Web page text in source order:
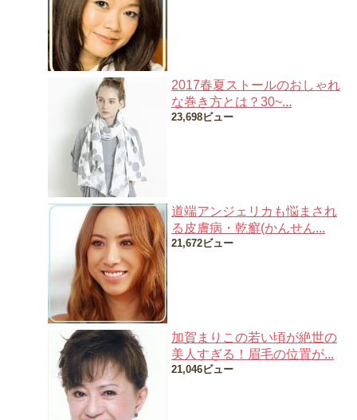
2017春夏ストールのおしゃれ
な巻き方とは？30~...
23,698ビュー
道端アンジェリカも悩まされ
る皮膚病・乾癬(かんせん...
21,672ビュー
加賀まりこの若い頃が絶世の
美人すぎる！眉毛の位置が...
21,046ビュー